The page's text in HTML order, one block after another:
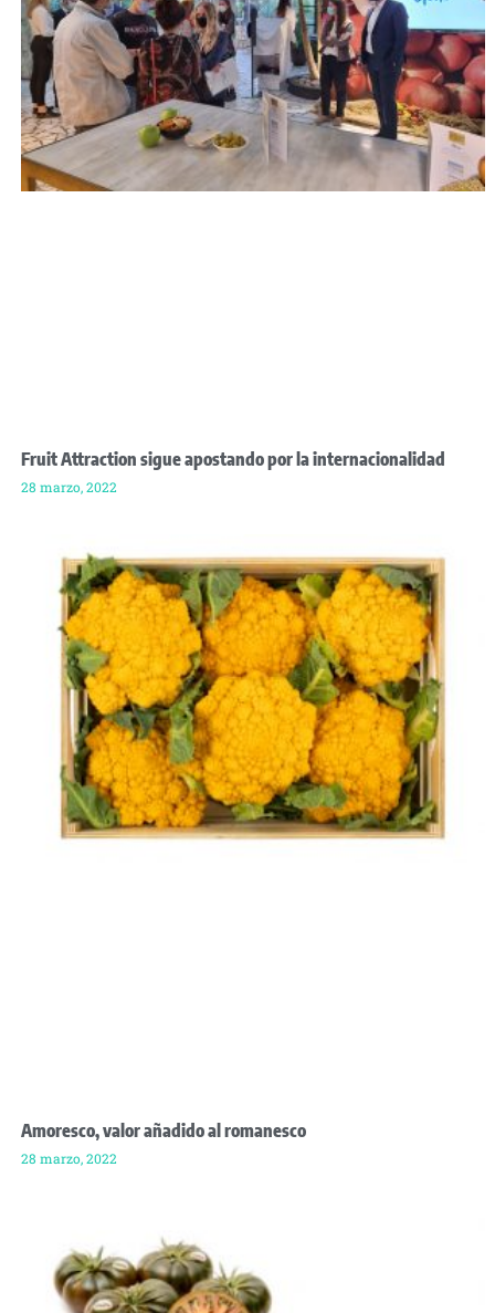
Fruit Attraction sigue apostando por la internacionalidad
28 marzo, 2022
Amoresco, valor añadido al romanesco
28 marzo, 2022